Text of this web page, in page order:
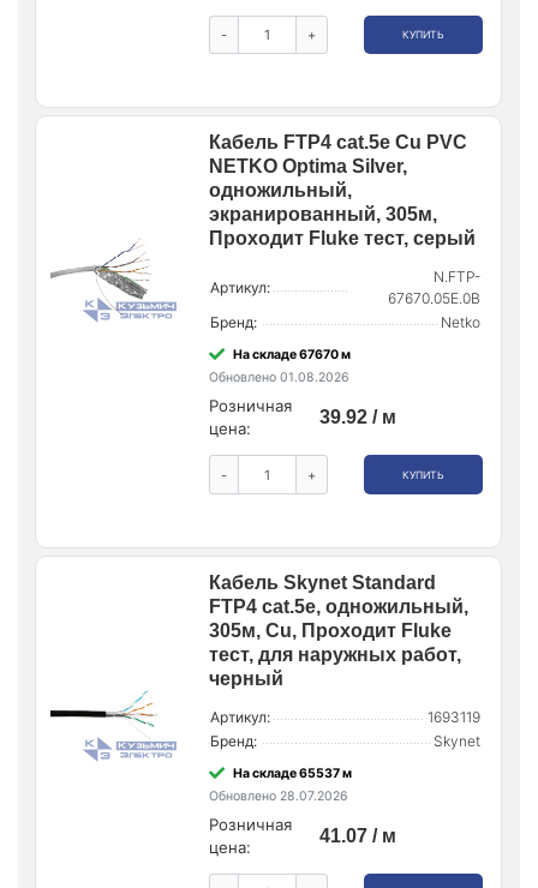
- + КУПИТЬ
Кабель FTP4 cat.5е Cu PVC
NETKO Optima Silver,
одножильный,
экранированный, 305м,
Проходит Fluke тест, серый
Артикул:
N.FTP-
67670.05E.0B
Бренд:
Netko
На складе 67670 м
Обновлено 01.08.2026
Розничная
цена:
39.92 / м
- + КУПИТЬ
Кабель Skynet Standard
FTP4 cat.5е, одножильный,
305м, Cu, Проходит Fluke
тест, для наружных работ,
черный
Артикул:
1693119
Бренд:
Skynet
На складе 65537 м
Обновлено 28.07.2026
Розничная
цена:
41.07 / м